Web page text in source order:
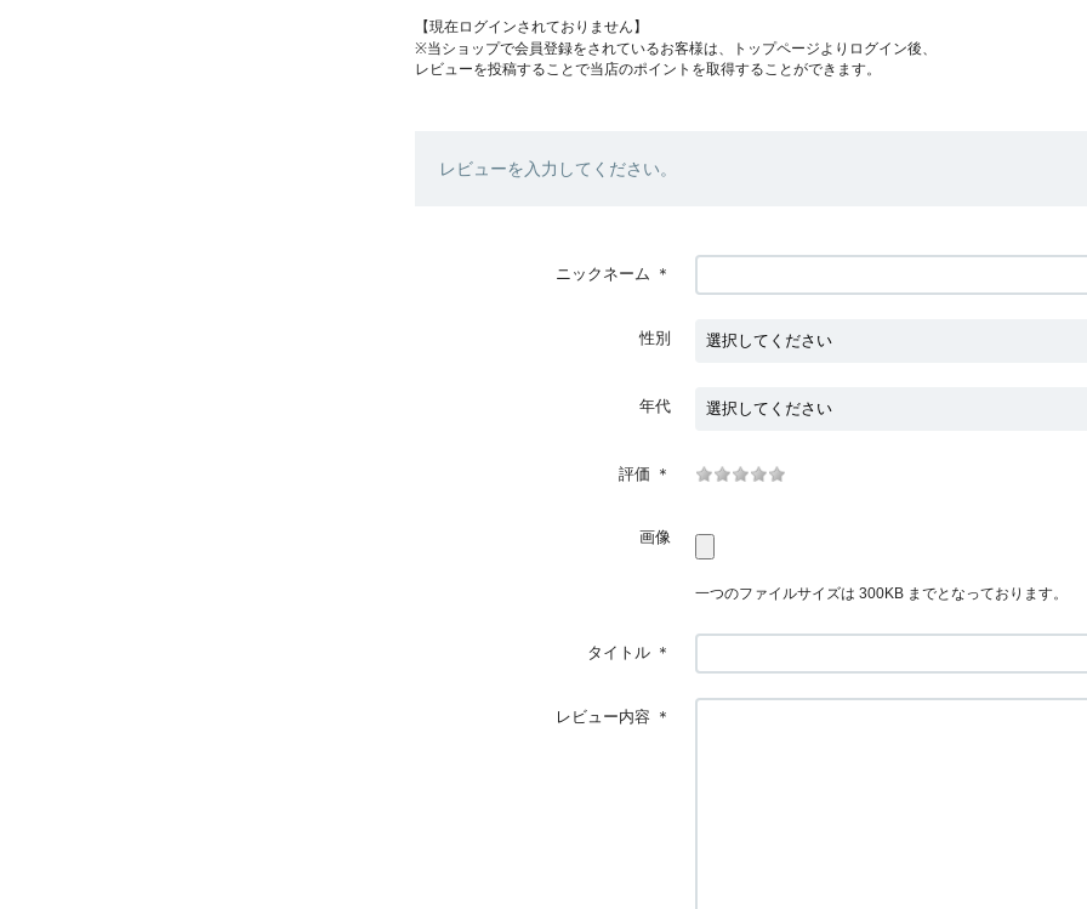
【現在ログインされておりません】
※当ショップで会員登録をされているお客様は、トップページよりログイン後、
レビューを投稿することで当店のポイントを取得することができます。
レビューを入力してください。
ニックネーム ＊
性別
年代
評価 ＊
画像
一つのファイルサイズは 300KB までとなっております。
タイトル ＊
レビュー内容 ＊